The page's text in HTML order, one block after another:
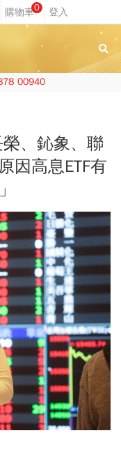
0
00940
、鈊象、聯
因高息ETF有